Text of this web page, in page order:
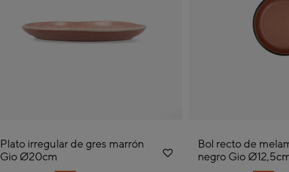
Plato irregular de gres marrón
Gio Ø20cm
Bol recto de
negro Gio